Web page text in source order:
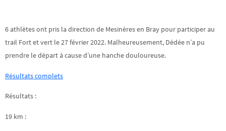
6 athlètes ont pris la direction de Mesinères en Bray pour participer au
trail Fort et vert le 27 février 2022. Malheureusement, Dédée n’a pu
prendre le départ à cause d’une hanche douloureuse.
Résultats complets
Résultats :
19 km :